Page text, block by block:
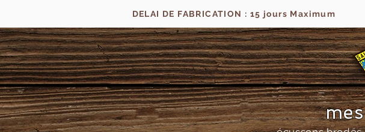
DELAI DE FABRICATION : 15 jours Maximum